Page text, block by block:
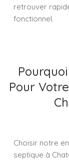
retrouver
fonctionnel.
Pour
Choisir notre
septique à